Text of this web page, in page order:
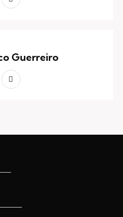
Guerreiro